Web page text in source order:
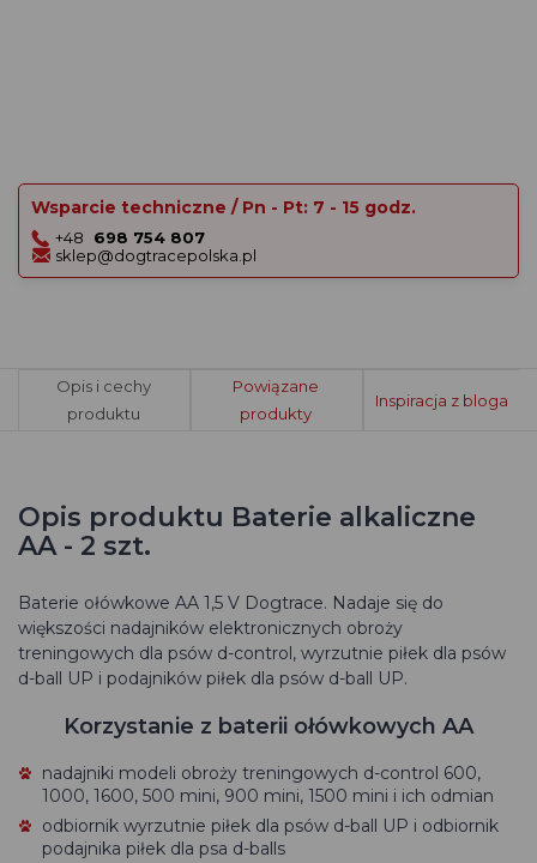
Wsparcie techniczne / Pn - Pt: 7 - 15 godz.
+48
698 754 807
sklep@dogtracepolska.pl
Opis i cechy
produktu
Powiązane
produkty
Inspiracja z bloga
Opis produktu Baterie alkaliczne
AA - 2 szt.
Baterie ołówkowe AA 1,5 V Dogtrace. Nadaje się do
większości nadajników elektronicznych obroży
treningowych dla psów d-control, wyrzutnie piłek dla psów
d-ball UP i podajników piłek dla psów d-ball UP.
Korzystanie z baterii ołówkowych AA
nadajniki modeli obroży treningowych d-control 600,
1000, 1600, 500 mini, 900 mini, 1500 mini i ich odmian
odbiornik wyrzutnie piłek dla psów d-ball UP i odbiornik
podajnika piłek dla psa d-balls